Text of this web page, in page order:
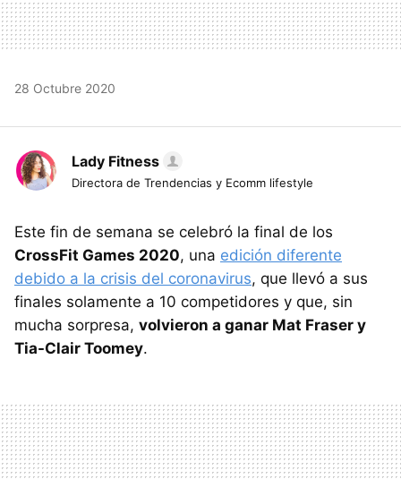
28 Octubre 2020
Lady Fitness
Directora de Trendencias y Ecomm lifestyle
Este fin de semana se celebró la final de los
CrossFit Games 2020, una edición diferente
debido a la crisis del coronavirus, que llevó a sus
finales solamente a 10 competidores y que, sin
mucha sorpresa, volvieron a ganar Mat Fraser y
Tia-Clair Toomey.